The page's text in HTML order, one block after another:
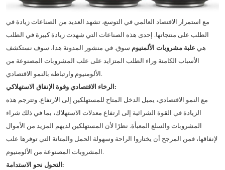
مع استمرار الاقتصاد العالمي في التوسع، تشهد العديد من الصناعات زيادة في
الطلب على منتجاتها. إحدى هذه الصناعات التي شهدت زيادة كبيرة في الطلب
هي علبة مشروبات الألمنيوم سوق. في منشور المدونة هذا، سوف نستكشف
الأسباب الكامنة وراء الطلب المتزايد على علب المشروبات المصنوعة من
الألومنيوم وارتباطه بالنمو الاقتصادي.
الرخاء الاقتصادي وقوة الإنفاق الاستهلاكي:
مع النمو الاقتصادي، يميل الدخل المتاح للمستهلكين إلى الارتفاع. وتترجم هذه
الزيادة في القوة الشرائية إلى ارتفاع معدلات الاستهلاك، بما في ذلك شراء
المشروبات والسلع المعبأة. نظرًا لأن المستهلكين لديهم المزيد من الأموال
لإنفاقها، فمن المرجح أن يختاروا الراحة وسهولة الحمل والمتانة التي توفرها علب
المشروبات المصنوعة من الألومنيوم.
التحول نحو الاستدامة: